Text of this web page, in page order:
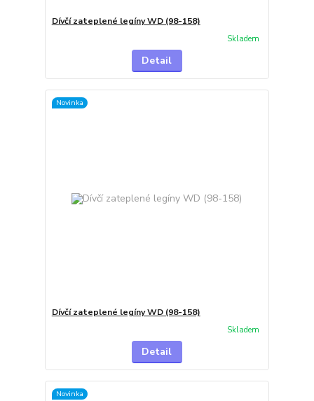
Dívčí zateplené legíny WD (98-158)
Skladem
Detail
Novinka
Dívčí zateplené legíny WD (98-158)
Skladem
Detail
Novinka